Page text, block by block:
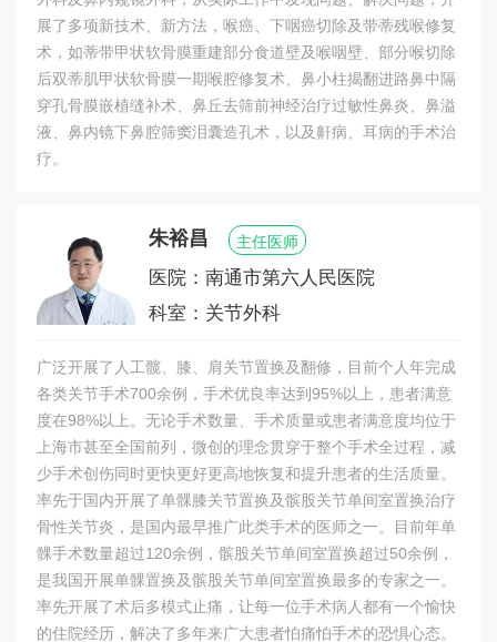
展了多项新技术、新方法，喉癌、下咽癌切除及带蒂残喉修复
术，如蒂带甲状软骨膜重建部分食道壁及喉咽壁、部分喉切除
后双蒂肌甲状软骨膜一期喉腔修复术、鼻小柱揭翻进路鼻中隔
穿孔骨膜嵌植缝补术、鼻丘去筛前神经治疗过敏性鼻炎、鼻溢
液、鼻内镜下鼻腔筛窦泪囊造孔术，以及鼾病、耳病的手术治
疗。
朱裕昌 主任医师
医院：南通市第六人民医院
科室：关节外科
广泛开展了人工髋、膝、肩关节置换及翻修，目前个人年完成
各类关节手术700余例，手术优良率达到95%以上，患者满意
度在98%以上。无论手术数量、手术质量或患者满意度均位于
上海市甚至全国前列，微创的理念贯穿于整个手术全过程，减
少手术创伤同时更快更好更高地恢复和提升患者的生活质量。
率先于国内开展了单髁膝关节置换及髌股关节单间室置换治疗
骨性关节炎，是国内最早推广此类手术的医师之一。目前年单
髁手术数量超过120余例，髌股关节单间室置换超过50余例，
是我国开展单髁置换及髌股关节单间室置换最多的专家之一。
率先开展了术后多模式止痛，让每一位手术病人都有一个愉快
的住院经历，解决了多年来广大患者怕痛怕手术的恐惧心态。